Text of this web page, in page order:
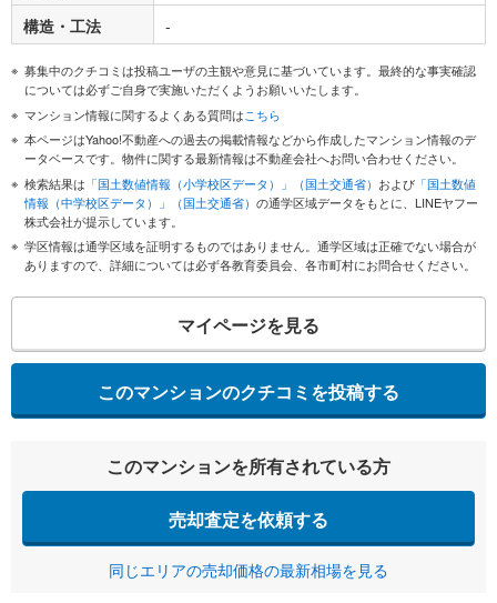
構造・工法
-
募集中のクチコミは投稿ユーザの主観や意見に基づいています。最終的な事実確認
については必ずご自身で実施いただくようお願いいたします。
マンション情報に関するよくある質問はこちら
本ページはYahoo!不動産への過去の掲載情報などから作成したマンション情報のデ
ータベースです。物件に関する最新情報は不動産会社へお問い合わせください。
検索結果は 「国土数値情報（小学校区データ）」（国土交通省） および 「国土数値
情報（中学校区データ）」（国土交通省） の通学区域データをもとに、LINEヤフー
株式会社が提示しています。
学区情報は通学区域を証明するものではありません。通学区域は正確でない場合が
ありますので、詳細については必ず各教育委員会、各市町村にお問合せください。
マイページを見る
このマンションのクチコミを投稿する
このマンションを所有されている方
売却査定を依頼する
同じエリアの売却価格の最新相場を見る